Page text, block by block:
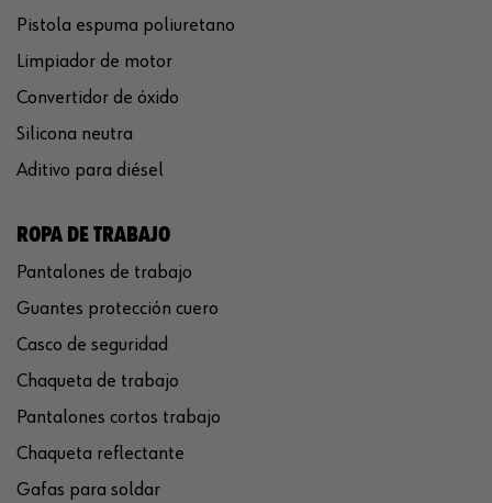
Pistola espuma poliuretano
Limpiador de motor
Convertidor de óxido
Silicona neutra
Aditivo para diésel
ROPA DE TRABAJO
Pantalones de trabajo
Guantes protección cuero
Casco de seguridad
Chaqueta de trabajo
Pantalones cortos trabajo
Chaqueta reflectante
Gafas para soldar